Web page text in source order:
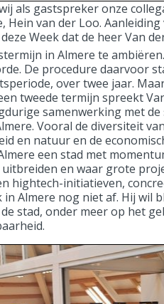
als gastspreker onze
Hein van der Loo.
Week dat de heer Van
in Almere te
De procedure daarvoor
over twee jaar.
tweede termijn spreekt
samenwerking met de
Vooral de diversiteit
en natuur en de
een stad met
en waar grote
hightech-initiatieven,
Almere nog niet af. Hij wil
stad, onder meer op het